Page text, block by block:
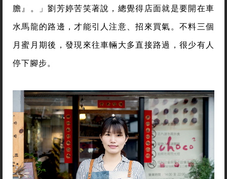
膽』。」劉芳婷苦笑著說，總覺得店面就是要開在車
水馬龍的路邊，才能引人注意、招來買氣。不料三個
月蜜月期後，發現來往車輛大多直接路過，很少有人
停下腳步。